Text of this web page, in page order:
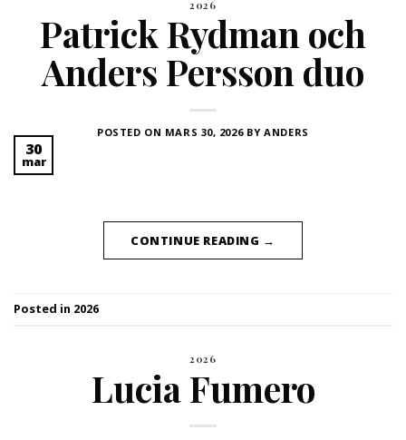
2026
Patrick Rydman och
Anders Persson duo
POSTED ON MARS 30, 2026 BYANDERS
30
mar
CONTINUE READING →
Posted in 2026
2026
Lucia Fumero